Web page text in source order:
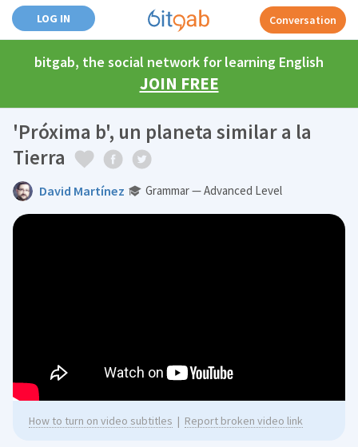
LOG IN Conversation
bitgab, the social network for learning English
JOIN FREE
'Próxima b', un planeta similar a la
Tierra
David Martínez Grammar — Advanced Level
How to turn on video subtitles | Report broken video link